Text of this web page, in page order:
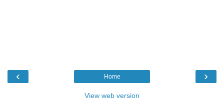
‹ ›
Home
View web version